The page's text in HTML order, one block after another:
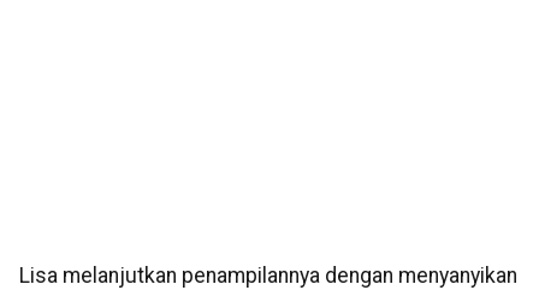
Lisa melanjutkan penampilannya dengan menyanyikan